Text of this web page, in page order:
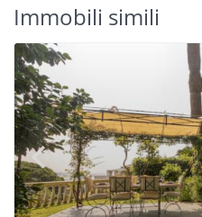
Immobili simili